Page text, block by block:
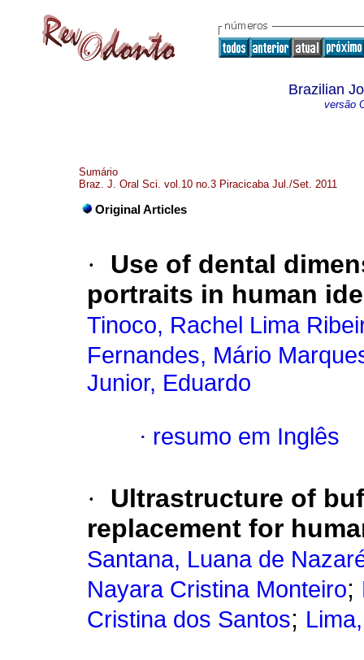
Brazilian
versão
Sumário
Braz. J. Oral Sci. vol.10 no.3 Piracicaba Jul./Set. 2011
Original Articles
·
Use of dental
portraits in human
Tinoco, Rachel Lima
Fernandes, Mário
Junior, Eduardo
· resumo em Inglês
·
Ultrastructure of
replacement for
Santana, Luana de
Nayara Cristina Monteiro;
Cristina dos Santos;